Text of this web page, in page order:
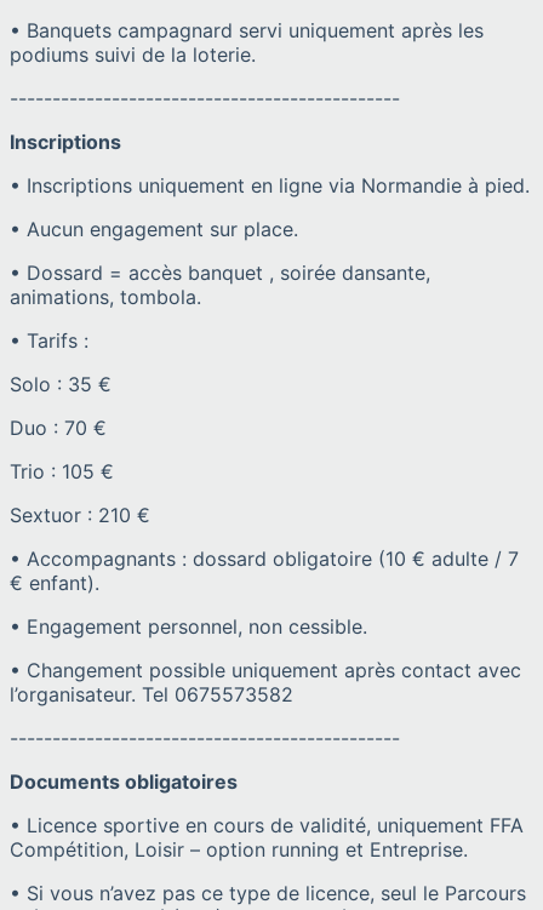
• Banquets campagnard servi uniquement après les
podiums suivi de la loterie.
----------------------------------------------
Inscriptions
• Inscriptions uniquement en ligne via Normandie à pied.
• Aucun engagement sur place.
• Dossard = accès banquet , soirée dansante,
animations, tombola.
• Tarifs :
Solo : 35 €
Duo : 70 €
Trio : 105 €
Sextuor : 210 €
• Accompagnants : dossard obligatoire (10 € adulte / 7
€ enfant).
• Engagement personnel, non cessible.
• Changement possible uniquement après contact avec
l’organisateur. Tel 0675573582
----------------------------------------------
Documents obligatoires
• Licence sportive en cours de validité, uniquement FFA
Compétition, Loisir – option running et Entreprise.
• Si vous n’avez pas ce type de licence, seul le Parcours